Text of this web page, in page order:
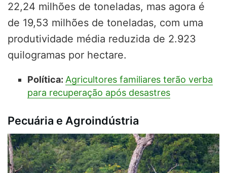
22,24 milhões de toneladas, mas agora é
de 19,53 milhões de toneladas, com uma
produtividade média reduzida de 2.923
quilogramas por hectare.
Política: Agricultores familiares terão verba
para recuperação após desastres
Pecuária e Agroindústria